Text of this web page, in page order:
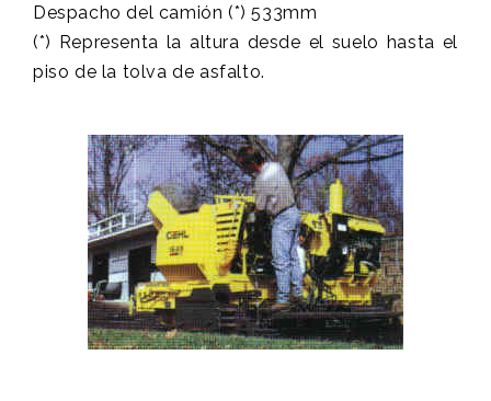
Despacho del camión (*) 533mm
(*) Representa la altura desde el suelo hasta el
piso de la tolva de asfalto.